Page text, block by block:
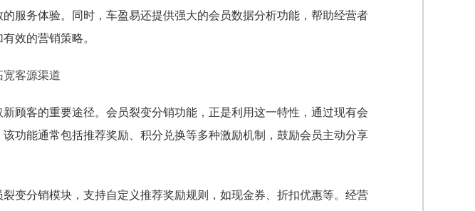
服务体验。同时，车盈易还提供强大的会员数据分析功能，帮助经营者
效的营销策略。
宽客源渠道
顾客的重要途径。会员裂变分销功能，正是利用这一特性，通过现有会
功能通常包括推荐奖励、积分兑换等多种激励机制，鼓励会员主动分享
变分销模块，支持自定义推荐奖励规则，如现金券、折扣优惠等。经营